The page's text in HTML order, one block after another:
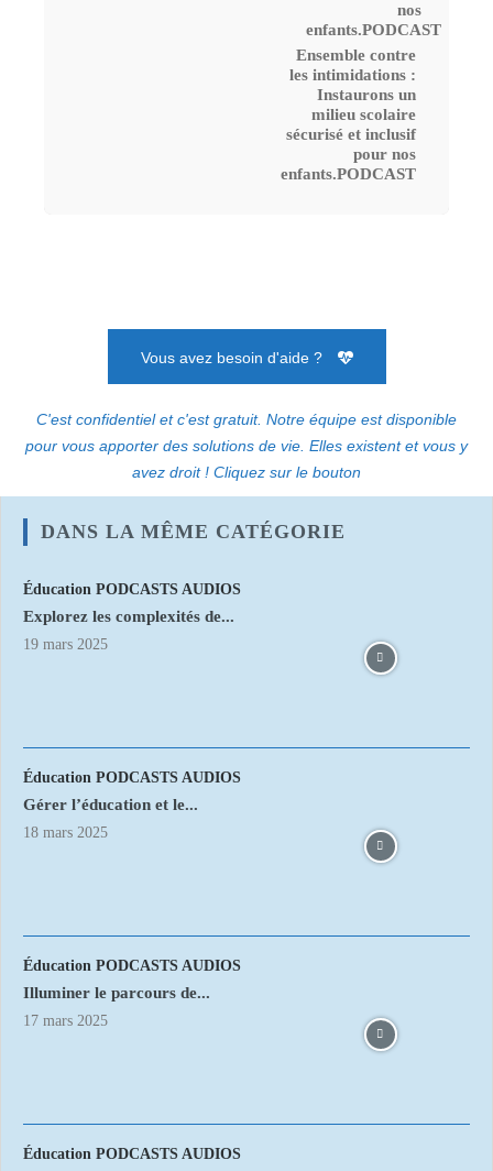
Ensemble contre
les intimidations :
Instaurons un
milieu scolaire
sécurisé et inclusif
pour nos
enfants.PODCAST
Vous avez besoin d'aide ?
C'est confidentiel et c'est gratuit. Notre équipe est disponible
pour vous apporter des solutions de vie. Elles existent et vous y
avez droit ! Cliquez sur le bouton
DANS LA MÊME CATÉGORIE
Éducation PODCASTS AUDIOS
Explorez les complexités de...
19 mars 2025
Éducation PODCASTS AUDIOS
Gérer l’éducation et le...
18 mars 2025
Éducation PODCASTS AUDIOS
Illuminer le parcours de...
17 mars 2025
Éducation PODCASTS AUDIOS